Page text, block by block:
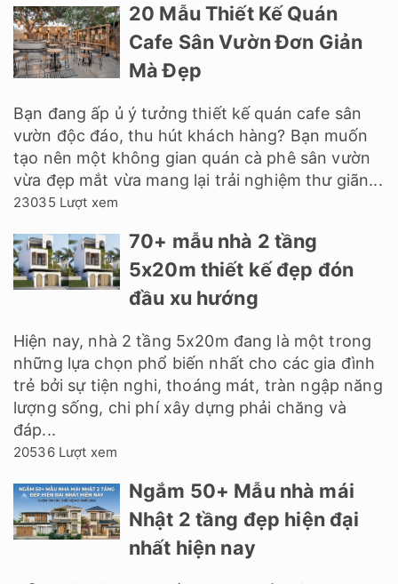
20 Mẫu Thiết Kế Quán
Cafe Sân Vườn Đơn Giản
Mà Đẹp
Bạn đang ấp ủ ý tưởng thiết kế quán cafe sân
vườn độc đáo, thu hút khách hàng? Bạn muốn
tạo nên một không gian quán cà phê sân vườn
vừa đẹp mắt vừa mang lại trải nghiệm thư giãn...
23035 Lượt xem
70+ mẫu nhà 2 tầng
5x20m thiết kế đẹp đón
đầu xu hướng
Hiện nay, nhà 2 tầng 5x20m đang là một trong
những lựa chọn phổ biến nhất cho các gia đình
trẻ bởi sự tiện nghi, thoáng mát, tràn ngập năng
lượng sống, chi phí xây dựng phải chăng và
đáp...
20536 Lượt xem
Ngắm 50+ Mẫu nhà mái
Nhật 2 tầng đẹp hiện đại
nhất hiện nay